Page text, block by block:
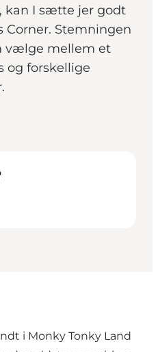
kan I sætte jer godt
Corner. Stemningen
vælge mellem et
og forskellige
i Monky Tonky Land